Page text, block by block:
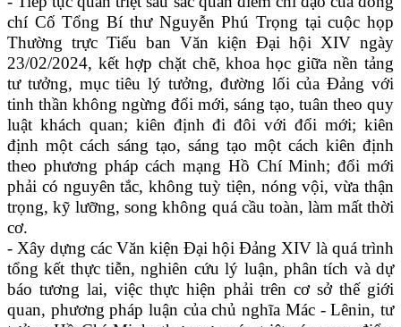
chí Cố Tổng Bí thư Nguyễn Phú Trọng tại cuộc họp
Thường trực Tiểu ban Văn kiện Đại hội XIV ngày
23/02/2024, kết hợp chặt chẽ, khoa học giữa nền tảng
tư tưởng, mục tiêu lý tưởng, đường lối của Đảng với
tinh thần không ngừng đổi mới, sáng tạo, tuân theo quy
luật khách quan; kiên định đi đôi với đổi mới; kiên
định một cách sáng tạo, sáng tạo một cách kiên định
theo phương pháp cách mạng Hồ Chí Minh; đổi mới
phải có nguyên tắc, không tuỳ tiện, nóng vội, vừa thận
trọng, kỹ lưỡng, song không quá cầu toàn, làm mất thời
cơ.
- Xây dựng các Văn kiện Đại hội Đảng XIV là quá trình
tổng kết thực tiễn, nghiên cứu lý luận, phân tích và dự
báo tương lai, việc thực hiện phải trên cơ sở thế giới
quan, phương pháp luận của chủ nghĩa Mác - Lênin, tư